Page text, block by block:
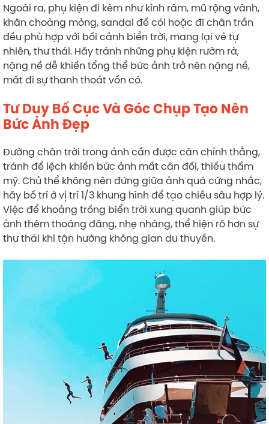
Ngoài ra, phụ kiện đi kèm như kính râm, mũ rộng vành,
khăn choàng mỏng, sandal đế cói hoặc đi chân trần
đều phù hợp với bối cảnh biển trời, mang lại vẻ tự
nhiên, thư thái. Hãy tránh những phụ kiện rườm rà,
nặng nề dễ khiến tổng thể bức ảnh trở nên nặng nề,
mất đi sự thanh thoát vốn có.
Tư Duy Bố Cục Và Góc Chụp Tạo Nên
Bức Ảnh Đẹp
Đường chân trời trong ảnh cần được căn chỉnh thẳng,
tránh để lệch khiến bức ảnh mất cân đối, thiếu thẩm
mỹ. Chủ thể không nên đứng giữa ảnh quá cứng nhắc,
hãy bố trí ở vị trí 1/3 khung hình để tạo chiều sâu hợp lý.
Việc để khoảng trống biển trời xung quanh giúp bức
ảnh thêm thoáng đãng, nhẹ nhàng, thể hiện rõ hơn sự
thư thái khi tận hưởng không gian du thuyền.